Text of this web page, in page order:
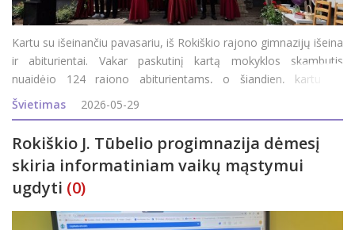
Kartu su išeinančiu pavasariu, iš Rokiškio rajono gimnazijų išeina
ir abiturientai. Vakar paskutinį kartą mokyklos skambutis
nuaidėjo 124 rajono abiturientams, o šiandien, kartu su
išeinančiu pavasariu, XXI-ąją gimnazijos dvyliktokų laidą į
gyvenimą i&scaron
Švietimas 2026-05-29
Rokiškio J. Tūbelio progimnazija dėmesį
skiria informatiniam vaikų mąstymui
ugdyti (0)